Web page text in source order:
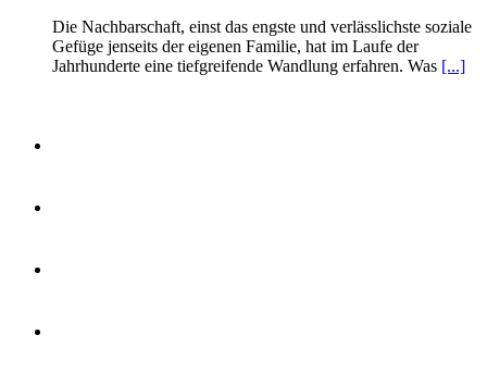
Die Nachbarschaft, einst das engste und verlässlichste soziale
Gefüge jenseits der eigenen Familie, hat im Laufe der
Jahrhunderte eine tiefgreifende Wandlung erfahren. Was [...]